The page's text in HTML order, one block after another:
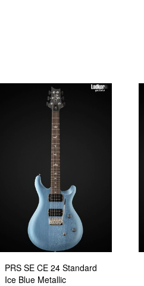
PRS SE CE 24 Standard
Ice Blue Metallic